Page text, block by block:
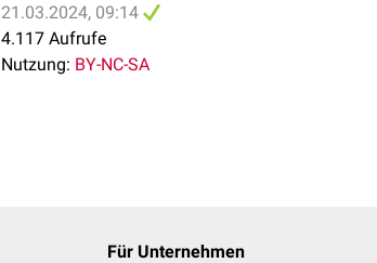
21.03.2024, 09:14
4.117 Aufrufe
Nutzung: BY-NC-SA
Für Unternehmen